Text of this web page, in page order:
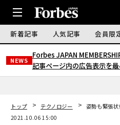
新着記事 人気記事 会員限
NEWS
Forbes JAPAN
記事ページ内の広告表示を
トップ テクノロジー
姿勢も緊張
2021.10.06 15:00